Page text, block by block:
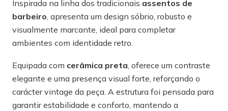
Inspirada na linha dos tradicionais assentos de
barbeiro , apresenta um design sóbrio, robusto e
visualmente marcante, ideal para completar
ambientes com identidade retro.
Equipada com cerâmica preta , oferece um contraste
elegante e uma presença visual forte, reforçando o
carácter vintage da peça. A estrutura foi pensada para
garantir estabilidade e conforto, mantendo a